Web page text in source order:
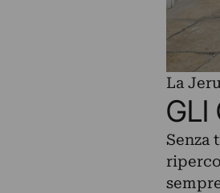
La
GLI
Senza